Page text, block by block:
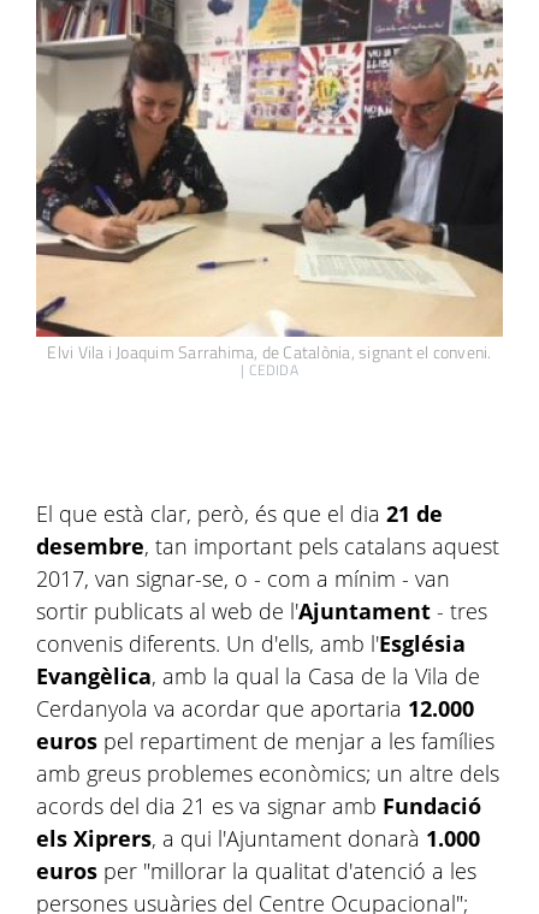
Elvi Vila i Joaquim Sarrahima, de Catalònia, signant el conveni.
| CEDIDA
El que està clar, però, és que el dia 21 de
desembre, tan important pels catalans aquest
2017, van signar-se, o - com a mínim - van
sortir publicats al web de l'Ajuntament - tres
convenis diferents. Un d'ells, amb l'Església
Evangèlica, amb la qual la Casa de la Vila de
Cerdanyola va acordar que aportaria 12.000
euros pel repartiment de menjar a les famílies
amb greus problemes econòmics; un altre dels
acords del dia 21 es va signar amb Fundació
els Xiprers, a qui l'Ajuntament donarà 1.000
euros per "millorar la qualitat d'atenció a les
persones usuàries del Centre Ocupacional";